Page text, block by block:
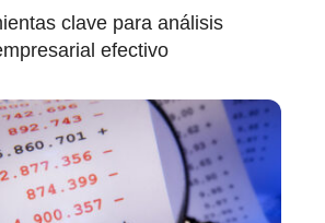
clave para análisis
efectivo